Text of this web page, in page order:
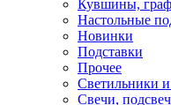
Кувшины,
Настольные
Новинки
Подставки
Прочее
Светильники
Свечи,